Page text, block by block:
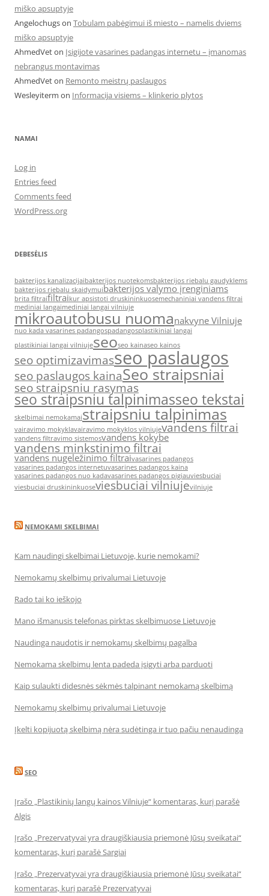
miško apsuptyje
Angelochugson Tobulam pabėgimui iš miesto – namelis dviems
miško apsuptyje
AhmedVeton Įsigijote vasarines padangas internetu – įmanomas
nebrangus montavimas
AhmedVeton Remonto meistrų paslaugos
Wesleyiterm on Informacija visiems – klinkerio plytos
NAMAI
Log in
Entries feed
Comments feed
WordPress.org
DEBESĖLIS
bakterijos kanalizacijaibakterijos nuotekomsbakterijos riebalu gaudyklems
bakterijos riebalu skaidymuibakterijos valymo įrenginiams
brita filtraifiltraikur apsistoti druskininkuosemechaniniai vandens filtrai
mediniai langaimediniai langai vilniuje
mikroautobusu nuomanakvyne Vilniuje
nuo kada vasarines padangospadangosplastikiniai langai
plastikiniai langai vilniujeseoseo kainaseo kainos
seo optimizavimasseo paslaugos
seo paslaugos kainaSeo straipsniai
seo straipsniu rasymas
seo straipsniu talpinimasseo tekstai
skelbimai nemokamaistraipsniu talpinimas
vairavimo mokyklavairavimo mokyklos vilniujevandens filtrai
vandens filtravimo sistemosvandens kokybe
vandens minkstinimo filtrai
vandens nugeležinimo filtraivasarines padangos
vasarines padangos internetuvasarines padangos kaina
vasarines padangos nuo kadavasarines padangos pigiauviesbuciai
viesbuciai druskininkuoseviesbuciai vilniujevilniuje
NEMOKAMI SKELBIMAI
Kam naudingi skelbimai Lietuvoje, kurie nemokami?
Nemokamų skelbimų privalumai Lietuvoje
Rado tai ko ieškojo
Mano išmanusis telefonas pirktas skelbimuose Lietuvoje
Naudinga naudotis ir nemokamų skelbimų pagalba
Nemokama skelbimų lenta padeda įsigyti arba parduoti
Kaip sulaukti didesnės sėkmės talpinant nemokamą skelbimą
Nemokamų skelbimų privalumai Lietuvoje
Įkelti kopijuotą skelbimą nėra sudėtinga ir tuo pačiu nenaudinga
SEO
Įrašo „Plastikinių langų kainos Vilniuje“ komentaras, kurį parašė
Algis
Įrašo „Prezervatyvai yra draugiškiausia priemonė Jūsų sveikatai“
komentaras, kurį parašė Sargiai
Įrašo „Prezervatyvai yra draugiškiausia priemonė Jūsų sveikatai“
komentaras, kurį parašė Prezervatyvai